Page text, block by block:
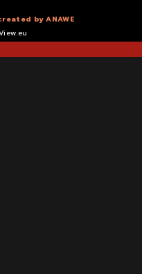
created byANAWE